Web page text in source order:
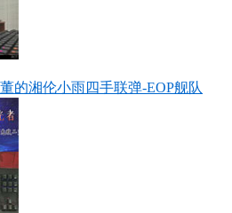
的湘伦小雨四手联弹-EOP舰队